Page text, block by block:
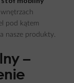
pod kątem
nasze produkty.
–